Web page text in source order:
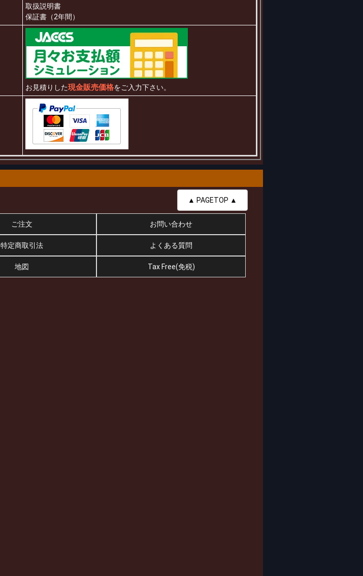
取扱説明書
保証書（2年間）
お見積りした現金販売価格をご入力下さい。
▲ PAGETOP ▲
ご注文 お問い合わせ
特定商取引法 よくある質問
地図 Tax Free(免税)